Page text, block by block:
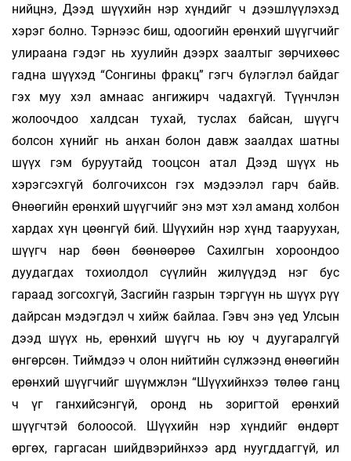
нийцнэ, Дээд шүүхийн нэр хүндийг ч дээшлүүлэхэд
хэрэг болно. Тэрнээс биш, одоогийн ерөнхий шүүгчийг
улираана гэдэг нь хуулийн дээрх заалтыг зөрчихөөс
гадна шүүхэд “Сонгины фракц” гэгч бүлэглэл байдаг
гэх муу хэл амнаас ангижирч чадахгүй. Түүнчлэн
жолоочдоо халдсан тухай, туслах байсан, шүүгч
болсон хүнийг нь анхан болон давж заалдах шатны
шүүх гэм буруутайд тооцсон атал Дээд шүүх нь
хэрэгсэхгүй болгочихсон гэх мэдээлэл гарч байв.
Өнөөгийн ерөнхий шүүгчийг энэ мэт хэл аманд холбон
хардах хүн цөөнгүй бий. Шүүхийн нэр хүнд тааруухан,
шүүгч нар бөөн бөөнөөрөө Сахилгын хороондоо
дуудагдах тохиолдол сүүлийн жилүүдэд нэг бус
гараад зогсохгүй, Засгийн газрын тэргүүн нь шүүх рүү
дайрсан мэдэгдэл ч хийж байлаа. Гэвч энэ үед Улсын
дээд шүүх нь, ерөнхий шүүгч нь юу ч дуугаралгүй
өнгөрсөн. Тиймдээ ч олон нийтийн сүлжээнд өнөөгийн
ерөнхий шүүгчийг шүүмжлэн “Шүүхийнхээ төлөө ганц
ч үг ганхийсэнгүй, оронд нь зоригтой ерөнхий
шүүгчтэй болоосой. Шүүхийн нэр хүндийг өндөрт
өргөх, гаргасан шийдвэрийнхээ ард нуугддаггүй, ил